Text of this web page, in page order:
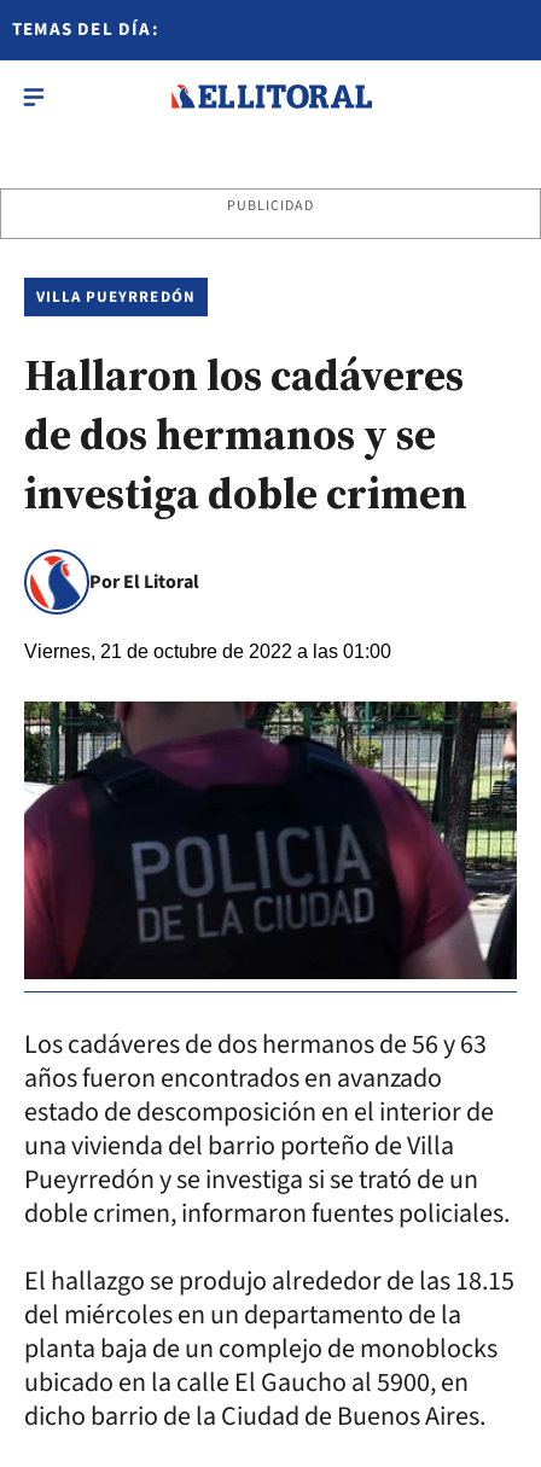
TEMAS DEL DÍA:
PUBLICIDAD
VILLA PUEYRREDÓN
Hallaron los cadáveres
de dos hermanos y se
investiga doble crimen
Por El Litoral
Viernes, 21 de octubre de 2022 a las 01:00
Los cadáveres de dos hermanos de 56 y 63
años fueron encontrados en avanzado
estado de descomposición en el interior de
una vivienda del barrio porteño de Villa
Pueyrredón y se investiga si se trató de un
doble crimen, informaron fuentes policiales.
El hallazgo se produjo alrededor de las 18.15
del miércoles en un departamento de la
planta baja de un complejo de monoblocks
ubicado en la calle El Gaucho al 5900, en
dicho barrio de la Ciudad de Buenos Aires.